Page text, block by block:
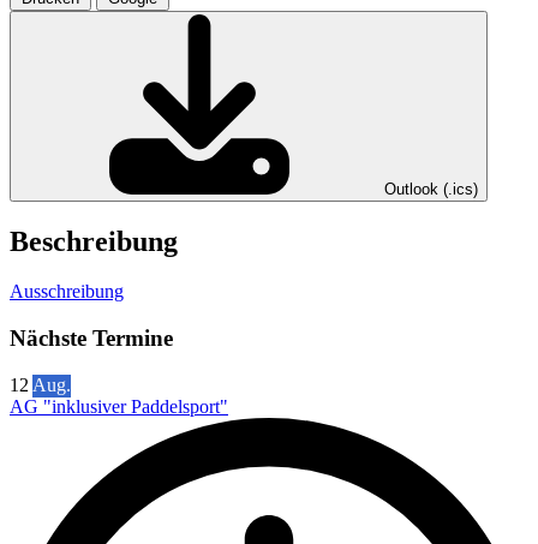
Outlook (.ics)
Beschreibung
Ausschreibung
Nächste Termine
12 Aug.
AG "inklusiver Paddelsport"